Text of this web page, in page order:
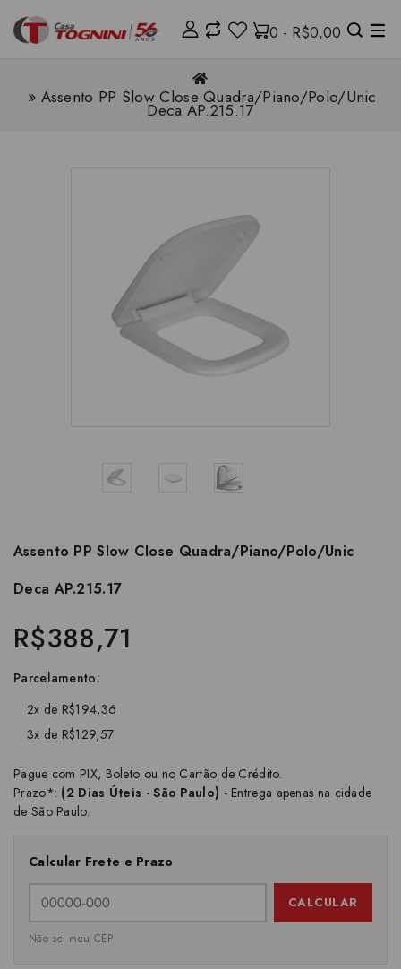
0 - R$0,00
Assento PP Slow Close Quadra/Piano/Polo/Unic
Deca AP.215.17
Assento PP Slow Close Quadra/Piano/Polo/Unic
Deca AP.215.17
R$388,71
Parcelamento:
2x de R$194,36
3x de R$129,57
Pague com PIX, Boleto ou no Cartão de Crédito.
Prazo*: (2 Dias Úteis - São Paulo) - Entrega apenas na cidade
de São Paulo.
Calcular Frete e Prazo
CALCULAR
Não sei meu CEP